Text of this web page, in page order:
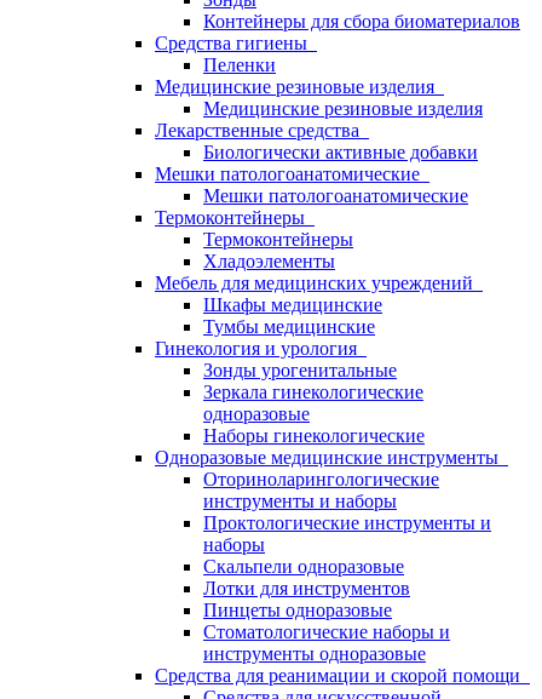
Контейнеры для сбора биоматериалов
Средства гигиены
Пеленки
Медицинские резиновые изделия
Медицинские резиновые изделия
Лекарственные средства
Биологически активные добавки
Мешки патологоанатомические
Мешки патологоанатомические
Термоконтейнеры
Термоконтейнеры
Хладоэлементы
Мебель для медицинских учреждений
Шкафы медицинские
Тумбы медицинские
Гинекология и урология
Зонды урогенитальные
Зеркала гинекологические
одноразовые
Наборы гинекологические
Одноразовые медицинские инструменты
Оториноларингологические
инструменты и наборы
Проктологические инструменты и
наборы
Скальпели одноразовые
Лотки для инструментов
Пинцеты одноразовые
Стоматологические наборы и
инструменты одноразовые
Средства для реанимации и скорой помощи